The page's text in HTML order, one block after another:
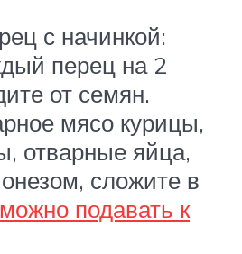
с начинкой:
перец на 2
от семян.
мясо курицы,
отварные яйца,
сложите в
подавать к